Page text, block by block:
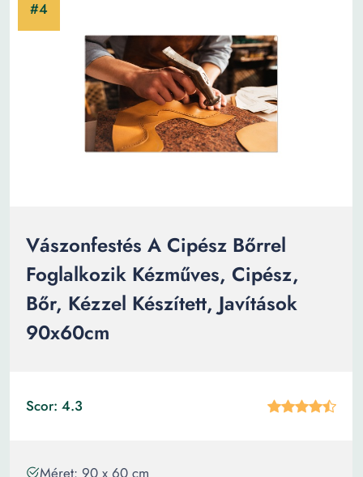
Vászonfestés A Cipész Bőrrel
Foglalkozik Kézműves, Cipész,
Bőr, Kézzel Készített, Javítások
90x60cm
Scor: 4.3
Méret: 90 x 60 cm